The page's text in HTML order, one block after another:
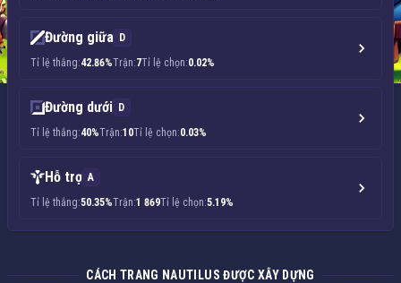
Đường giữa
D
Tỉ lệ thắng:42.86%Trận:7Tỉ lệ chọn:0.02%
Đường dưới
D
Tỉ lệ thắng:40%Trận:10Tỉ lệ chọn:0.03%
Hỗ trợ A
Tỉ lệ thắng:50.35%Trận:1 869Tỉ lệ chọn:5.19%
CÁCH TRANG NAUTILUS ĐƯỢC XÂY DỰNG